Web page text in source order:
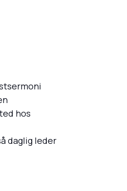
hos
daglig leder